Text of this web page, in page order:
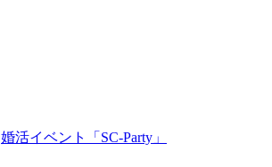
婚活イベント「SC-Party」